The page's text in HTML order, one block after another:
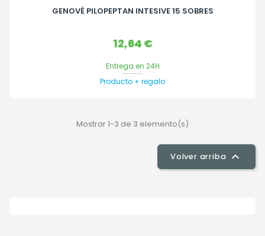
GENOVÉ PILOPEPTAN INTESIVE 15 SOBRES
Precio
12,64 €
Entrega en 24H
Producto + regalo
Mostrar 1-3 de 3 elemento(s)
Volver arriba 